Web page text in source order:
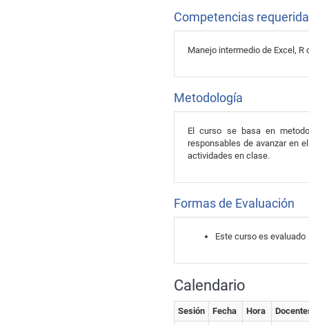
Competencias
Manejo intermedio de Excel, R
Metodología
El curso se basa en
responsables de avanzar en
actividades en clase.
Formas de Evaluación
Este curso es evaluado
Calendario
Sesión Fecha Hora